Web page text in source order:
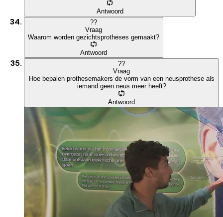
Antwoord
??
Vraag
Waarom worden gezichtsprotheses gemaakt?
Antwoord
??
Vraag
Hoe bepalen prothesemakers de vorm van een neusprothese als
iemand geen neus meer heeft?
Antwoord